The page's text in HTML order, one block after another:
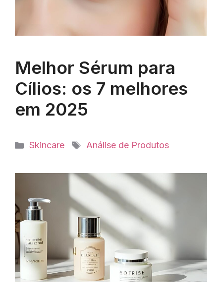
Melhor Sérum para
Cílios: os 7 melhores
em 2025
Categorias
Skincare Tags
Análise de Produtos